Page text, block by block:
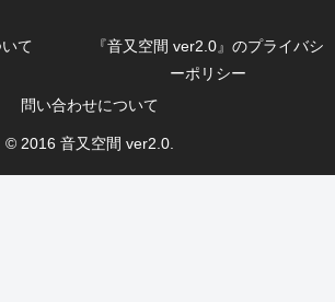
て
『音又空間 ver2.0』のプライバシ
ーポリシー
問い合わせについて
© 2016 音又空間 ver2.0.